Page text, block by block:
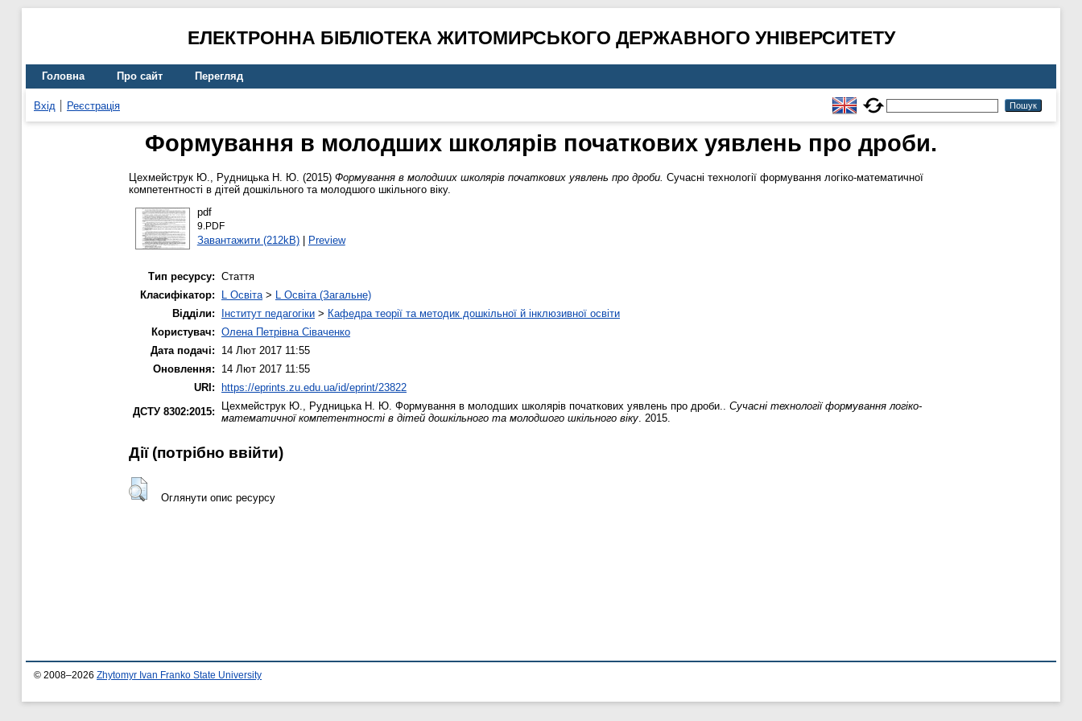
ЕЛЕКТРОННА БІБЛІОТЕКА ЖИТОМИРСЬКОГО ДЕРЖАВНОГО УНІВЕРСИТЕТУ
Головна Про сайт Перегляд
Вхід Реєстрація
Формування в молодших школярів початкових уявлень про дроби.
Цехмейструк Ю., Рудницька Н. Ю. (2015) Формування в молодших школярів початкових уявлень про дроби. Сучасні технології формування логіко-математичної
компетентності в дітей дошкільного та молодшого шкільного віку.
pdf
9.PDF
Завантажити (212kB)| Preview
Тип ресурсу: Стаття
Класифікатор:
L Освіта> L Освіта (Загальне)
Відділи:
Інститут педагогіки > Кафедра теорії та методик дошкільної й інклюзивної освіти
Користувач: Олена Петрівна Сіваченко
Дата подачі:
14 Лют 2017 11:55
Оновлення:
14 Лют 2017 11:55
URI:
https://eprints.zu.edu.ua/id/eprint/23822
ДСТУ 8302:2015:
Цехмейструк Ю., Рудницька Н. Ю. Формування в молодших школярів початкових уявлень про дроби.. Сучасні технології формування логіко-
математичної компетентності в дітей дошкільного та молодшого шкільного віку. 2015.
Дії ​​(потрібно ввійти)
Оглянути опис ресурсу
© 2008–2026 Zhytomyr Ivan Franko State University